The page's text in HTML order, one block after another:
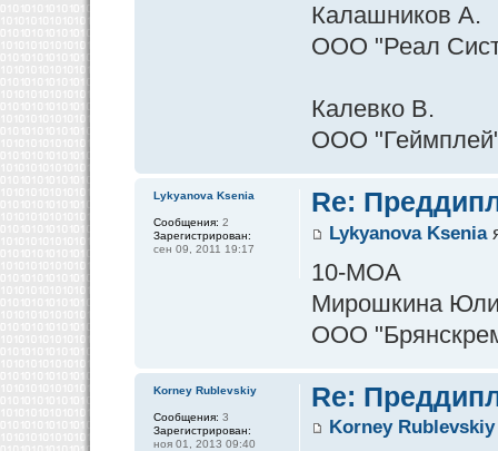
Калашников А.
ООО "Реал
Калевко В.
ООО
Re:
Lykyanova Ksenia
10-МОА
Мирошкина
ООО
Lykyanova Ksenia
Сообщения: 2
Зарегистрирован:
сен 09, 2011 19:17
Re:
Korney Rublevskiy
Korney Rublevskiy
Сообщения: 3
Зарегистрирован:
ноя 01, 2013 09:40